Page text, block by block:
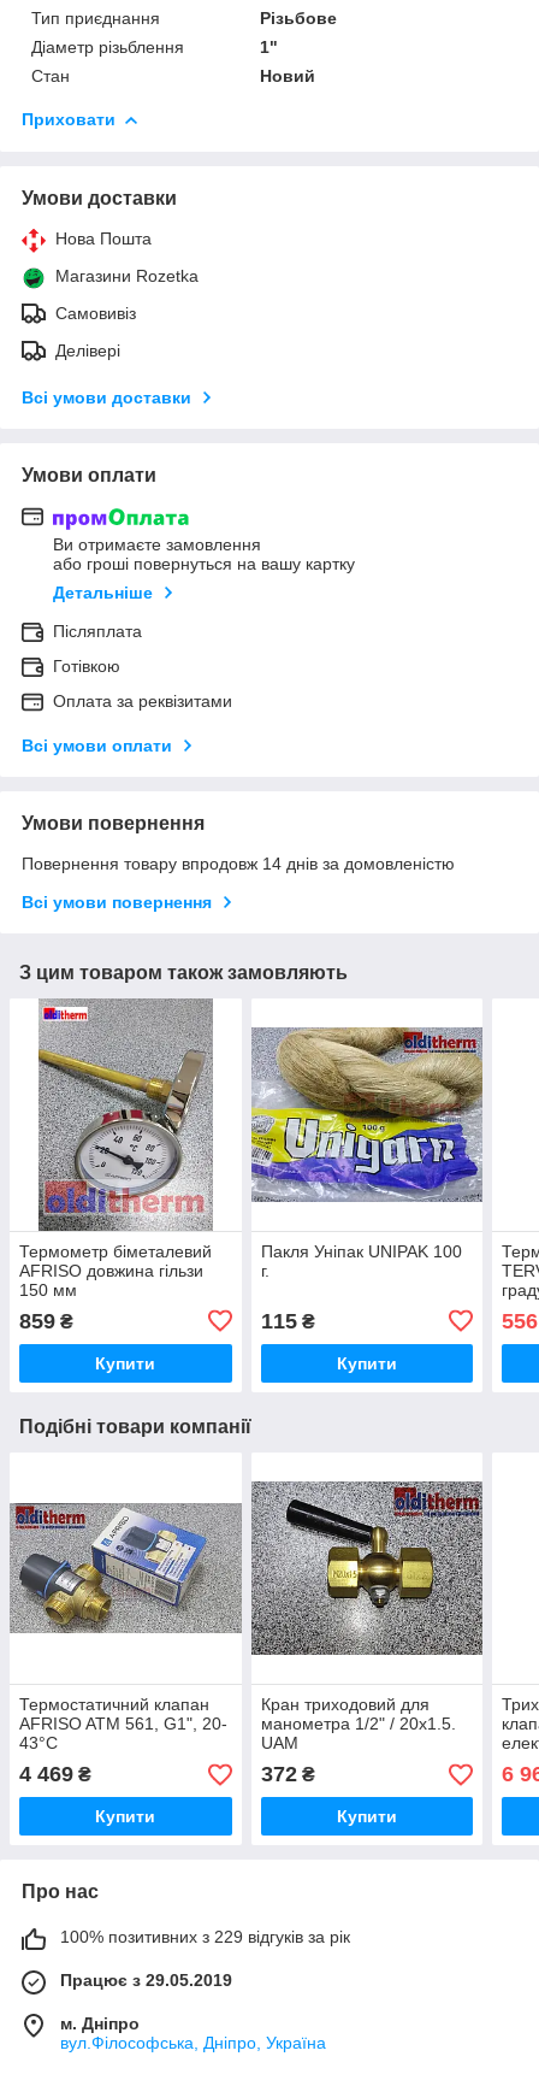
Тип приєднання
Різьбове
Діаметр різьблення
1"
Стан
Новий
Приховати
Умови доставки
Нова Пошта
Магазини Rozetka
Самовивіз
Делівері
Всі умови доставки
Умови оплати
Ви отримаєте замовлення
або гроші повернуться на вашу картку
Детальніше
Післяплата
Готівкою
Оплата за реквізитами
Всі умови оплати
Умови повернення
Повернення товару впродовж 14 днів за домовленістю
Всі умови повернення
З цим товаром також замовляють
Термометр біметалевий
AFRISO довжина гільзи
150 мм
859 ₴
Купити
Пакля Уніпак UNIPAK 100
г.
115₴
Купити
556
Подібні товари компанії
Термостатичний клапан
AFRISO ATM 561, G1", 20-
43°С
4 469 ₴
Купити
Кран триходовий для
манометра 1/2" / 20х1.5.
UAM
372₴
Купити
6
Про нас
100% позитивних з 229 відгуків за рік
Працює з 29.05.2019
м. Дніпро
вул.Філософська, Дніпро, Україна